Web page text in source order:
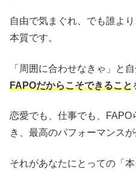
自由で気まぐれ、でも誰よ
本質です。
「周囲に合わせなきゃ」と
FAPOだからこそできること
恋愛でも、仕事でも、FAPO
き、最高のパフォーマンスが
それがあなたにとっての「